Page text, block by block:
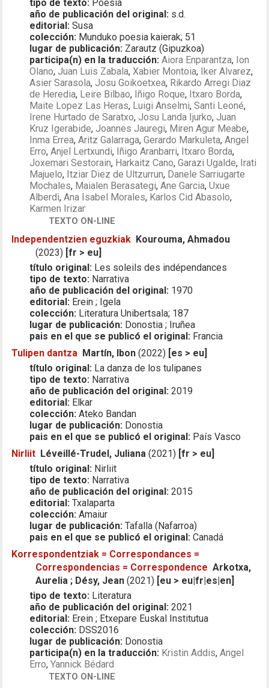
tipo de texto: Poesía
año de publicación del original: s.d.
editorial: Susa
colección: Munduko poesia kaierak; 51
lugar de publicación: Zarautz (Gipuzkoa)
participa(n) en la traducción: Aiora Enparantza, Ion
Olano,Juan Luis Zabala,Xabier Montoia, Iker Alvarez,
Asier Sarasola,Josu Goikoetxea, Rikardo Arregi Diaz
de Heredia, Leire Bilbao, Iñigo Roque, Itxaro Borda,
Maite Lopez Las Heras, Luigi Anselmi,Santi Leoné,
Irene Hurtado de Saratxo,Josu Landa Ijurko,Juan
Kruz Igerabide,Joannes Jauregi, Miren Agur Meabe,
Inma Errea,Aritz Galarraga,Gerardo Markuleta,Angel
Erro,Anjel Lertxundi, Iñigo Aranbarri, Itxaro Borda,
Joxemari Sestorain, Harkaitz Cano,Garazi Ugalde, Irati
Majuelo, Itziar Diez de Ultzurrun, Danele Sarriugarte
Mochales, Maialen Berasategi,Ane Garcia,Uxue
Alberdi,Ana Isabel Morales, Karlos Cid Abasolo,
Karmen Irizar
TEXTO ON-LINE
Independentzien eguzkiak Kourouma, Ahmadou
(2023) [fr > eu]
título original: Les soleils des indépendances
tipo de texto: Narrativa
año de publicación del original: 1970
editorial: Erein ; Igela
colección: Literatura Unibertsala; 187
lugar de publicación: Donostia ; Iruñea
pais en el que se publicó el original: Francia
Tulipen dantza Martín, Ibon (2022) [es > eu]
título original: La danza de los tulipanes
tipo de texto: Narrativa
año de publicación del original: 2019
editorial: Elkar
colección: Ateko Bandan
lugar de publicación: Donostia
pais en el que se publicó el original: País Vasco
Nirliit Léveillé-Trudel, Juliana (2021) [fr > eu]
título original: Nirliit
tipo de texto: Narrativa
año de publicación del original: 2015
editorial: Txalaparta
colección: Amaiur
lugar de publicación: Tafalla (Nafarroa)
pais en el que se publicó el original: Canadá
Korrespondentziak = Correspondances =
Correspondencias = Correspondence Arkotxa,
Aurelia ; Désy, Jean (2021) [eu > eu|fr|es|en]
tipo de texto: Literatura
año de publicación del original: 2021
editorial: Erein ; Etxepare Euskal Institutua
colección: DSS2016
lugar de publicación: Donostia
participa(n) en la traducción: Kristin Addis,Angel
Erro,Yannick Bédard
TEXTO ON-LINE